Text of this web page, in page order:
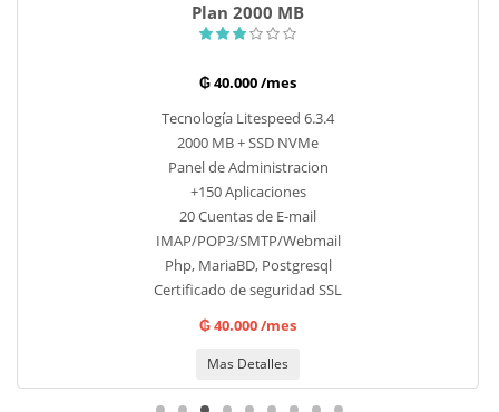
Plan 3000 MB
₲ 60.000 /mes
Tecnología Litespeed 6.3.4
3000 MB + SSD NVMe
Panel de Administracion
+150 Aplicaciones
30 Cuentas de E-mail
IMAP/POP3/SMTP/Webmail
Php, MariaBD, Postgresql
Certificado de seguridad SSL
₲ 60.000 /mes
Mas Detalles